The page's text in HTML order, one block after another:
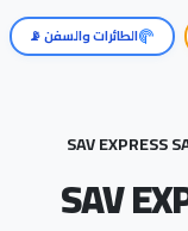
الطائرات والسفن 📡